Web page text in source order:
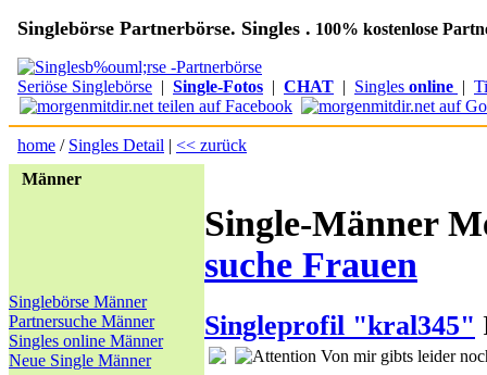
Singlebörse Partnerbörse. Singles . 100% kostenlose
Seriöse Singlebörse | Single-Fotos | CHAT | Singles online |
home / Singles Detail | << zurück
Männer
Singlebörse Männer
Partnersuche Männer
Singles online Männer
Neue Single Männer
Single-Männer
suche Frauen
Singleprofil "kral345"
Von mir gibts leider